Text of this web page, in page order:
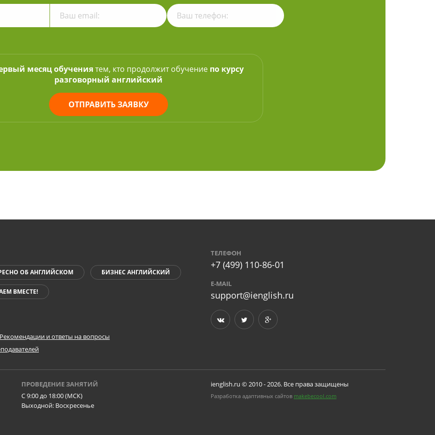
месяц обучениятем, кто продолжит обучение по курсу
разговорный английский
ОТПРАВИТЬ ЗАЯВКУ
ОБ АНГЛИЙСКОМ БИЗНЕС АНГЛИЙСКИЙ
ВМЕСТЕ!
Рекомендации и ответы на вопросы
ТЕЛЕФОН
+7 (499) 110-86-01
E-MAIL
support@ienglish.ru
ПРОВЕДЕНИЕ ЗАНЯТИЙ
C 9:00 до 18:00 (МСК)
Выходной: Воскресенье
ienglish.ru © 2010 - 2026. Все права защищены
Разработка адаптивных сайтов makebecool.com